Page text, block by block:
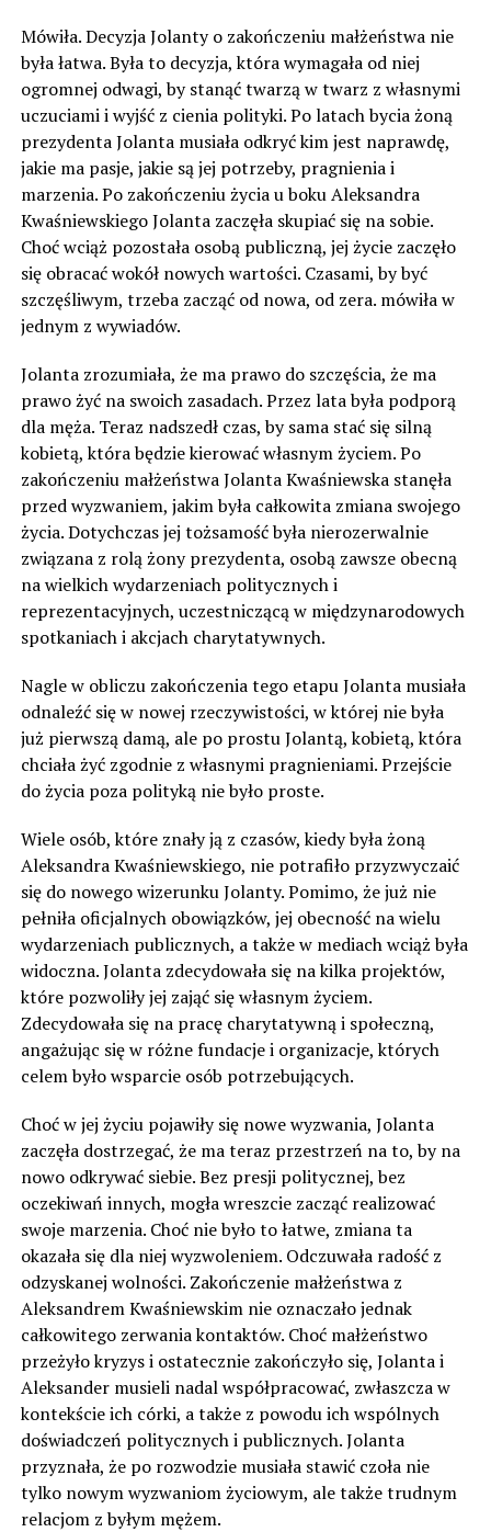
Mówiła. Decyzja Jolanty o zakończeniu małżeństwa nie
była łatwa. Była to decyzja, która wymagała od niej
ogromnej odwagi, by stanąć twarzą w twarz z własnymi
uczuciami i wyjść z cienia polityki. Po latach bycia żoną
prezydenta Jolanta musiała odkryć kim jest naprawdę,
jakie ma pasje, jakie są jej potrzeby, pragnienia i
marzenia. Po zakończeniu życia u boku Aleksandra
Kwaśniewskiego Jolanta zaczęła skupiać się na sobie.
Choć wciąż pozostała osobą publiczną, jej życie zaczęło
się obracać wokół nowych wartości. Czasami, by być
szczęśliwym, trzeba zacząć od nowa, od zera. mówiła w
jednym z wywiadów.
Jolanta zrozumiała, że ma prawo do szczęścia, że ma
prawo żyć na swoich zasadach. Przez lata była podporą
dla męża. Teraz nadszedł czas, by sama stać się silną
kobietą, która będzie kierować własnym życiem. Po
zakończeniu małżeństwa Jolanta Kwaśniewska stanęła
przed wyzwaniem, jakim była całkowita zmiana swojego
życia. Dotychczas jej tożsamość była nierozerwalnie
związana z rolą żony prezydenta, osobą zawsze obecną
na wielkich wydarzeniach politycznych i
reprezentacyjnych, uczestniczącą w międzynarodowych
spotkaniach i akcjach charytatywnych.
Nagle w obliczu zakończenia tego etapu Jolanta musiała
odnaleźć się w nowej rzeczywistości, w której nie była
już pierwszą damą, ale po prostu Jolantą, kobietą, która
chciała żyć zgodnie z własnymi pragnieniami. Przejście
do życia poza polityką nie było proste.
Wiele osób, które znały ją z czasów, kiedy była żoną
Aleksandra Kwaśniewskiego, nie potrafiło przyzwyczaić
się do nowego wizerunku Jolanty. Pomimo, że już nie
pełniła oficjalnych obowiązków, jej obecność na wielu
wydarzeniach publicznych, a także w mediach wciąż była
widoczna. Jolanta zdecydowała się na kilka projektów,
które pozwoliły jej zająć się własnym życiem.
Zdecydowała się na pracę charytatywną i społeczną,
angażując się w różne fundacje i organizacje, których
celem było wsparcie osób potrzebujących.
Choć w jej życiu pojawiły się nowe wyzwania, Jolanta
zaczęła dostrzegać, że ma teraz przestrzeń na to, by na
nowo odkrywać siebie. Bez presji politycznej, bez
oczekiwań innych, mogła wreszcie zacząć realizować
swoje marzenia. Choć nie było to łatwe, zmiana ta
okazała się dla niej wyzwoleniem. Odczuwała radość z
odzyskanej wolności. Zakończenie małżeństwa z
Aleksandrem Kwaśniewskim nie oznaczało jednak
całkowitego zerwania kontaktów. Choć małżeństwo
przeżyło kryzys i ostatecznie zakończyło się, Jolanta i
Aleksander musieli nadal współpracować, zwłaszcza w
kontekście ich córki, a także z powodu ich wspólnych
doświadczeń politycznych i publicznych. Jolanta
przyznała, że po rozwodzie musiała stawić czoła nie
tylko nowym wyzwaniom życiowym, ale także trudnym
relacjom z byłym mężem.